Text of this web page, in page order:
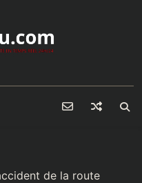
de la route